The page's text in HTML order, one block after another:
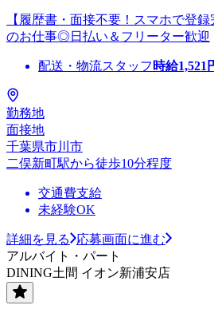
【履歴書・面接不要！スマホで登
のお仕事◎日払い＆フリーター歓迎
配送・物流スタッフ 時給1,521
勤務地
面接地
千葉県市川市
二俣新町駅から徒歩10分程度
交通費支給
未経験OK
詳細を見る
応募画面に進む
アルバイト・パート
DINING土間 イオン新浦安店